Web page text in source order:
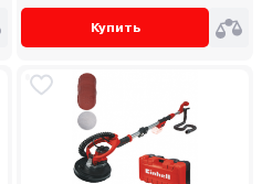
Купить